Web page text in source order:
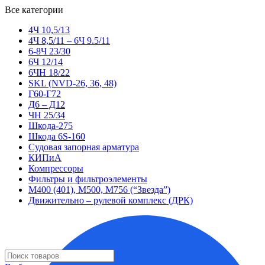
Все категории
4Ч 10,5/13
4Ч 8,5/11 – 6Ч 9.5/11
6-8Ч 23/30
6Ч 12/14
6ЧН 18/22
SKL (NVD-26, 36, 48)
Г60-Г72
Д6 – Д12
ЧН 25/34
Шкода-275
Шкода 6S-160
Судовая запорная арматура
КИПиА
Компрессоры
Фильтры и фильтроэлементы
М400 (401), М500, М756 (“Звезда”)
Движительно – рулевой комплекс (ДРК)